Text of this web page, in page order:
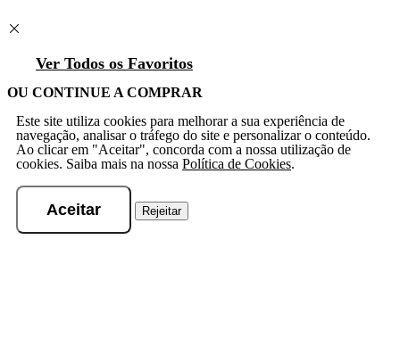
Ver Todos os Favoritos
OU CONTINUE A COMPRAR
Este site utiliza cookies para melhorar a sua experiência de
navegação, analisar o tráfego do site e personalizar o conteúdo.
Ao clicar em "Aceitar", concorda com a nossa utilização de
cookies. Saiba mais na nossa Política de Cookies.
Aceitar Rejeitar